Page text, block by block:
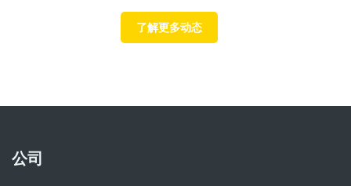
了解更多动态
公司